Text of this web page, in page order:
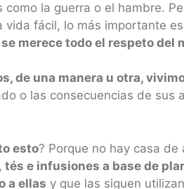
como la guerra o el hambre.
fácil, lo más importante
merece todo el respeto del
de una manera u otra,
o las consecuencias de sus
esto? Porque no hay casa
tés e infusiones a base de
a ellas y que las siguen